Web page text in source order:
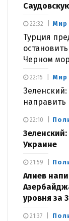
Мир
Турция
Черном
22:32
Мир
направить
22:15
Украине
22:10
Алиев
уровня за
21:59
21:37